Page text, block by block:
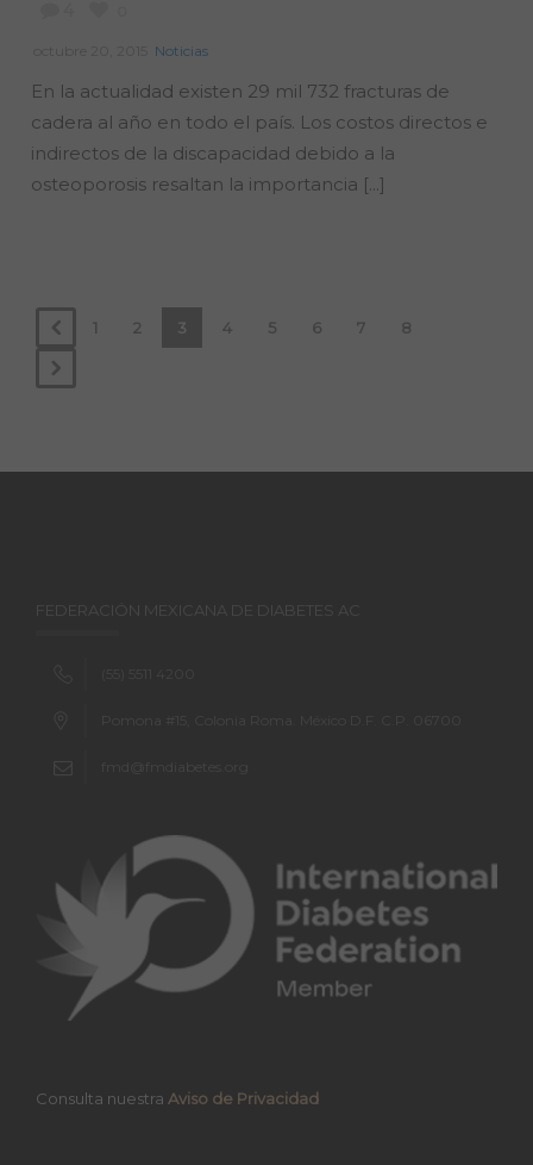
Noticias
En la actualidad existen 29 mil 732 fracturas de
cadera al año en todo el país. Los costos directos e
indirectos de la discapacidad debido a la
osteoporosis resaltan la importancia [...]
1 2 3 4 5 6 7 8
FEDERACIÓN MEXICANA DE DIABETES AC
Consulta nuestra Aviso de Privacidad